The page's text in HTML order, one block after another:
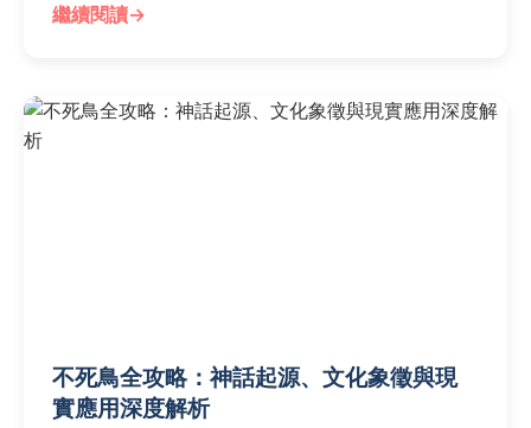
繼續閱讀
不死鳥全攻略：神話起源、文化象徵與現
實應用深度解析